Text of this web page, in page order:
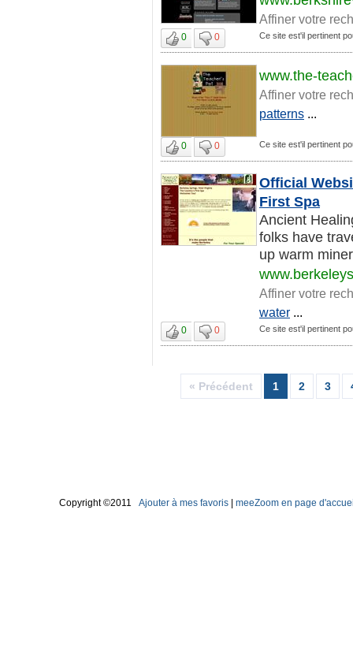
Affiner votre
0 0 Ce site est'il pertinent
www.the-
Affiner votre
patterns ...
0 0 Ce site est'il pertinent
Official
First Spa
Ancient
folks have
up warm
Affiner votre
water ...
0 0 Ce site est'il pertinent
3
2
1
« Précédent
Copyright ©2011 Ajouter à mes favoris meeZoom en page